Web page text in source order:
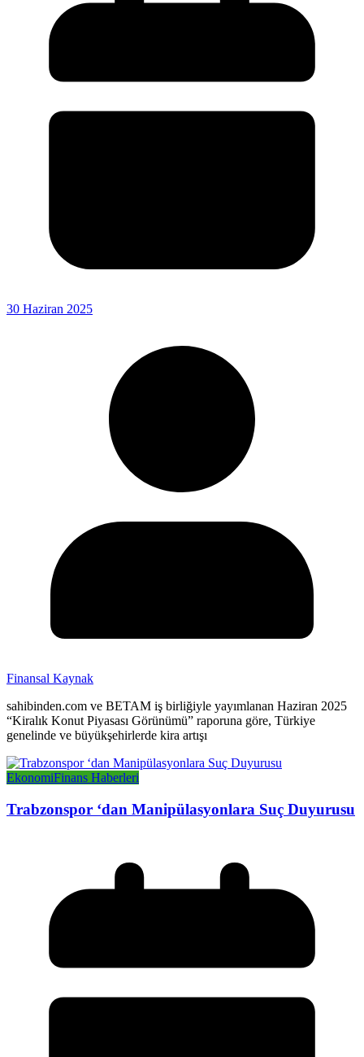
30 Haziran 2025
Finansal Kaynak
sahibinden.com ve BETAM iş birliğiyle yayımlanan Haziran 2025
“Kiralık Konut Piyasası Görünümü” raporuna göre, Türkiye
genelinde ve büyükşehirlerde kira artışı
EkonomiFinans Haberleri
Trabzonspor ‘dan Manipülasyonlara Suç Duyurusu